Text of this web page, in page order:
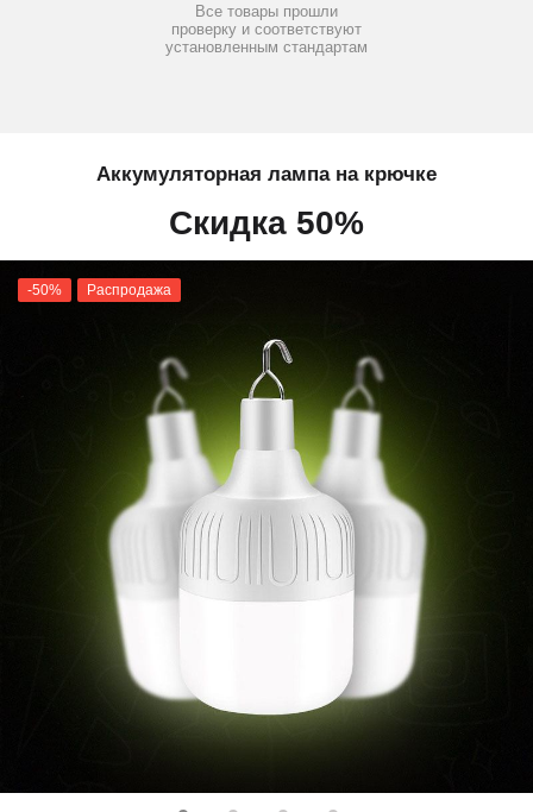
Все товары прошли
проверку и соответствуют
установленным стандартам
Аккумуляторная лампа на крючке
Скидка 50%
-50% Распродажа